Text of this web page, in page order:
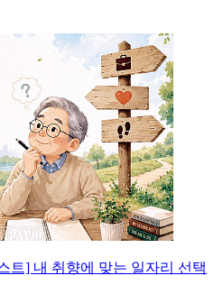
트] 내 취향에 맞는 일자리 선택